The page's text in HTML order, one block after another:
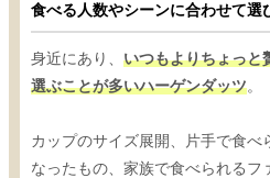
食べる人数やシーンに合わせて選
身近にあり、 いつもよりちょっと
選ぶことが多いハーゲンダッツ。
カップのサイズ展開、片手で食べ
なったもの、家族で食べられるフ